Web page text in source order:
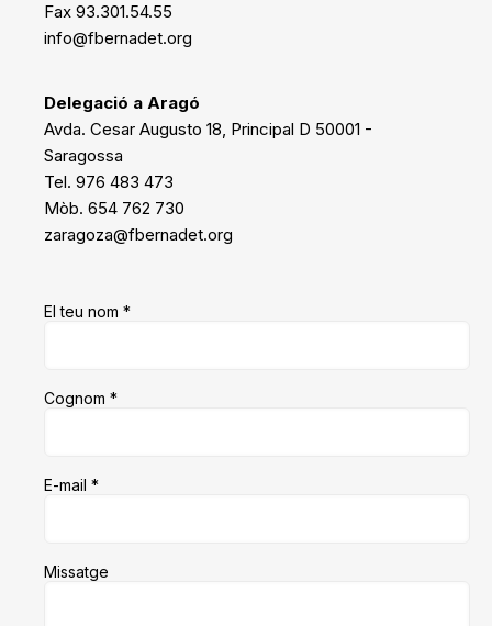
Fax 93.301.54.55
info@fbernadet.org
Delegació a Aragó
Avda. Cesar Augusto 18, Principal D 50001 -
Saragossa
Tel. 976 483 473
Mòb. 654 762 730
zaragoza@fbernadet.org
El teu nom *
Cognom *
E-mail *
Missatge